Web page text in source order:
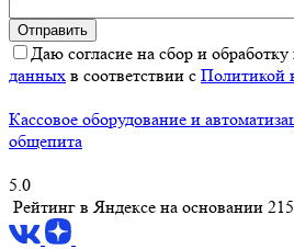
Даю согласие на сбор и
данных в соответствии с Политикой
Кассовое оборудование и
общепита
5.0
Рейтинг в Яндексе на основании